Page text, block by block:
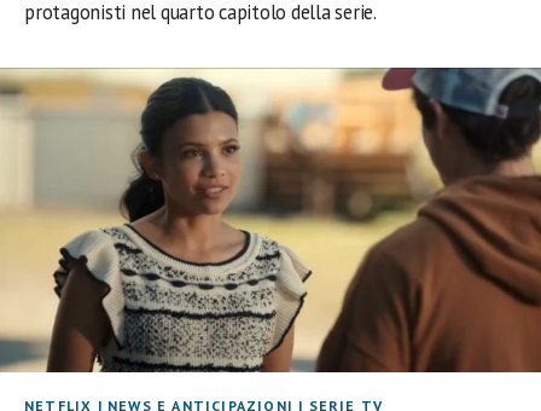
protagonisti nel quarto capitolo della serie.
NETFLIX | NEWS E ANTICIPAZIONI | SERIE TV